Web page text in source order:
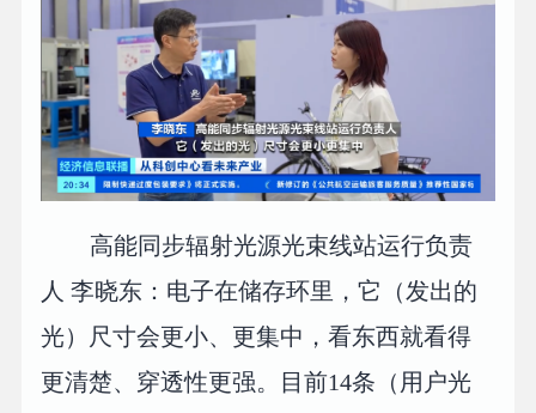
高能同步辐射光源光束线站运行负责
人 李晓东：电子在储存环里，它（发出的
光）尺寸会更小、更集中，看东西就看得
更清楚、穿透性更强。目前14条（用户光